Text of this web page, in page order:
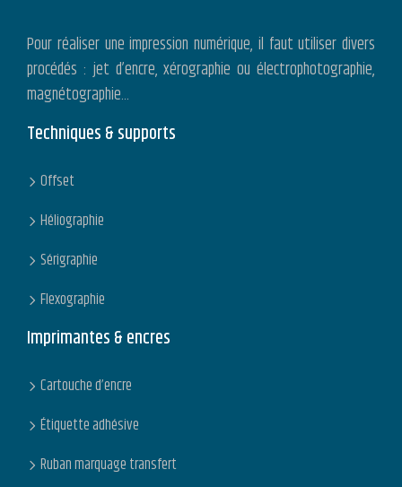
Pour réaliser une impression numérique, il faut utiliser divers
procédés : jet d’encre, xérographie ou électrophotographie,
magnétographie…
Techniques & supports
Offset
Héliographie
Sérigraphie
Flexographie
Imprimantes & encres
Cartouche d’encre
Étiquette adhésive
Ruban marquage transfert